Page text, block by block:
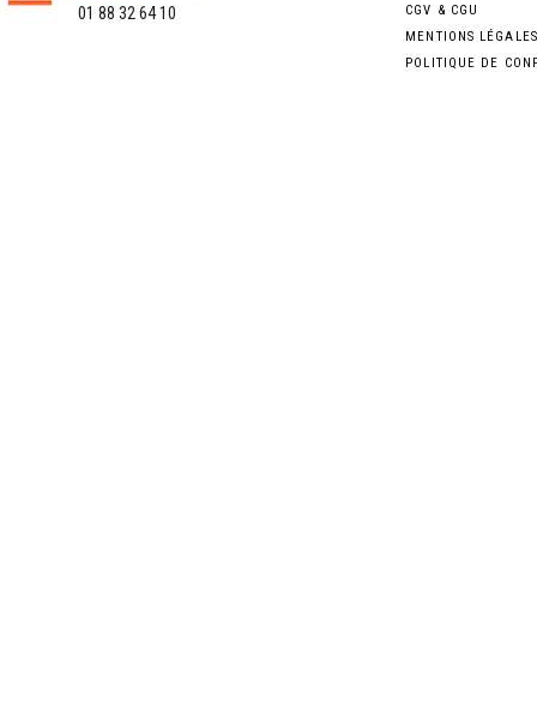
01 88 32 64 10
CGV & CGU
MENTIONS LÉGALES
POLITIQUE DE